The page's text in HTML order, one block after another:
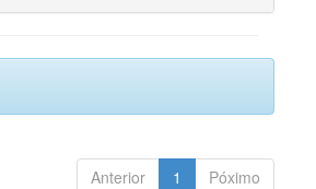
Anterior 1 Póximo